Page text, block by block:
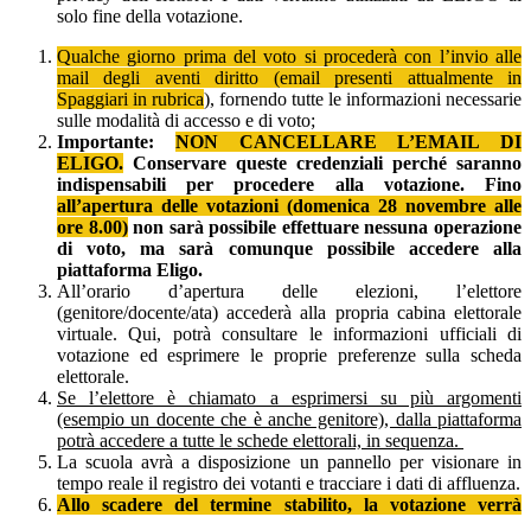
solo fine della votazione.
Qualche giorno prima del voto si procederà con l’invio alle
mail degli aventi diritto (email presenti attualmente in
Spaggiari in rubrica), fornendo tutte le informazioni necessarie
sulle modalità di accesso e di voto;
Importante: NON CANCELLARE L’EMAIL DI
ELIGO. Conservare queste credenziali perché saranno
indispensabili per procedere alla votazione. Fino
all’apertura delle votazioni (domenica 28 novembre alle
ore 8.00)non sarà possibile effettuare nessuna operazione
di voto, ma sarà comunque possibile accedere alla
piattaforma Eligo.
All’orario d’apertura delle elezioni, l’elettore
(genitore/docente/ata) accederà alla propria cabina elettorale
virtuale. Qui, potrà consultare le informazioni ufficiali di
votazione ed esprimere le proprie preferenze sulla scheda
elettorale.
Se l’elettore è chiamato a esprimersi su più argomenti
(esempio un docente che è anche genitore), dalla piattaforma
potrà accedere a tutte le schede elettorali, in sequenza.
La scuola avrà a disposizione un pannello per visionare in
tempo reale il registro dei votanti e tracciare i dati di affluenza.
Allo scadere del termine stabilito, la votazione verrà